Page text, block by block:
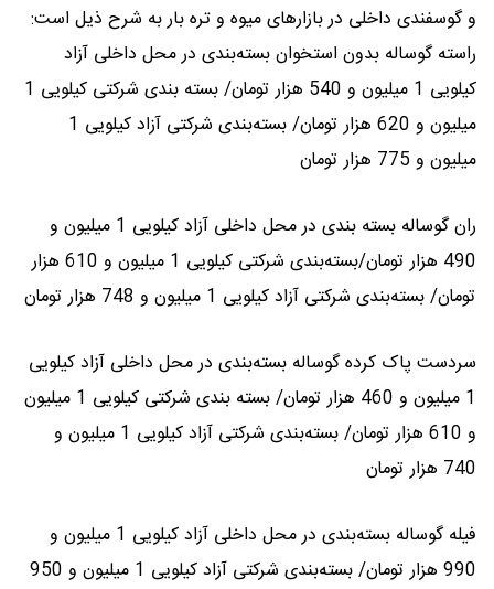
و گوسفندی داخلی در بازارهای میوه و تره بار به شرح ذیل است:
راسته گوساله بدون استخوان بسته‌بندی در محل داخلی آزاد
کیلویی 1 میلیون و 540 هزار تومان/ بسته بندی شرکتی کیلویی 1
میلیون و 620 هزار تومان/ بسته‌بندی شرکتی آزاد کیلویی 1
میلیون و 775 هزار تومان
ران گوساله بسته بندی در محل داخلی آزاد کیلویی 1 میلیون و
490 هزار تومان/بسته‌بندی شرکتی کیلویی 1 میلیون و 610 هزار
تومان/ بسته‌بندی شرکتی آزاد کیلویی 1 میلیون و 748 هزار تومان
سردست پاک کرده گوساله بسته‌بندی در محل داخلی آزاد کیلویی
1 میلیون و 460 هزار تومان/ بسته بندی شرکتی کیلویی 1 میلیون
و 610 هزار تومان/ بسته‌بندی شرکتی آزاد کیلویی 1 میلیون و
740 هزار تومان
فیله گوساله بسته‌بندی در محل داخلی آزاد کیلویی 1 میلیون و
990 هزار تومان/ بسته‌بندی شرکتی آزاد کیلویی 1 میلیون و 950